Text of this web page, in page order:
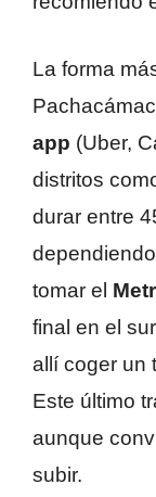
La forma
app (Uber,
distritos
durar entre
tomar el
final en el
allí coger un
Este último
aunque
subir.